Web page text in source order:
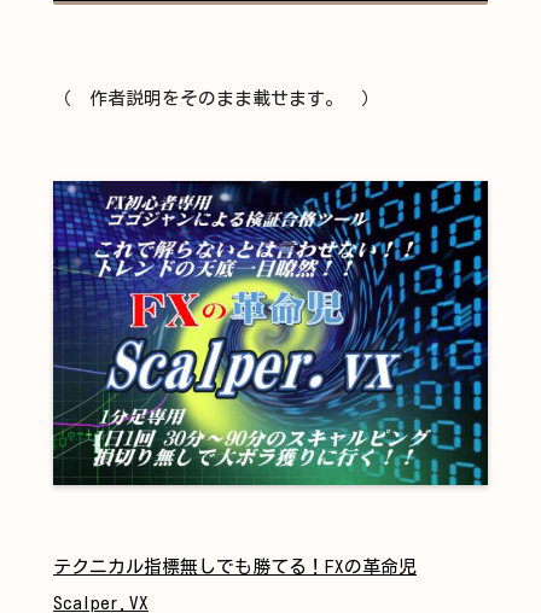
（ 作者説明をそのまま載せます。 ）
テクニカル指標無しでも勝てる！FXの革命児
Scalper.VX